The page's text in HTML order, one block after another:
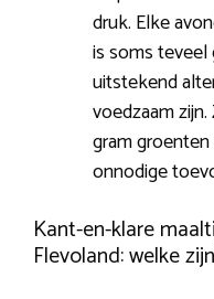
druk. Elke
is soms teveel
uitstekend
voedzaam
gram
onnodige
Kant-en-klare
Flevoland: welke